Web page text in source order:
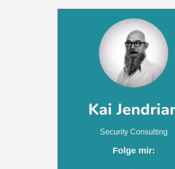
Kai
Security Consulting
Folge mir: